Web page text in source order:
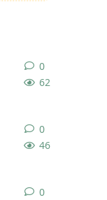
62
0
46
0
0